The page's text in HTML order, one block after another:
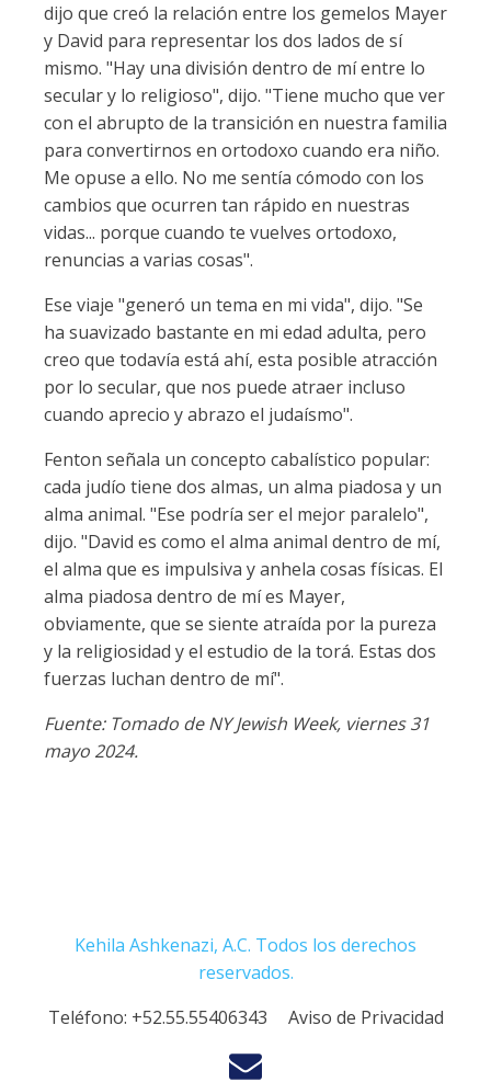
dijo que creó la relación entre los gemelos Mayer
y David para representar los dos lados de sí
mismo. "Hay una división dentro de mí entre lo
secular y lo religioso", dijo. "Tiene mucho que ver
con el abrupto de la transición en nuestra familia
para convertirnos en ortodoxo cuando era niño.
Me opuse a ello. No me sentía cómodo con los
cambios que ocurren tan rápido en nuestras
vidas... porque cuando te vuelves ortodoxo,
renuncias a varias cosas".
Ese viaje "generó un tema en mi vida", dijo. "Se
ha suavizado bastante en mi edad adulta, pero
creo que todavía está ahí, esta posible atracción
por lo secular, que nos puede atraer incluso
cuando aprecio y abrazo el judaísmo".
Fenton señala un concepto cabalístico popular:
cada judío tiene dos almas, un alma piadosa y un
alma animal. "Ese podría ser el mejor paralelo",
dijo. "David es como el alma animal dentro de mí,
el alma que es impulsiva y anhela cosas físicas. El
alma piadosa dentro de mí es Mayer,
obviamente, que se siente atraída por la pureza
y la religiosidad y el estudio de la torá. Estas dos
fuerzas luchan dentro de mí".
Fuente: Tomado de NY Jewish Week, viernes 31
mayo 2024.
Kehila Ashkenazi, A.C. Todos los derechos
reservados.
Teléfono: +52.55.55406343 Aviso de Privacidad